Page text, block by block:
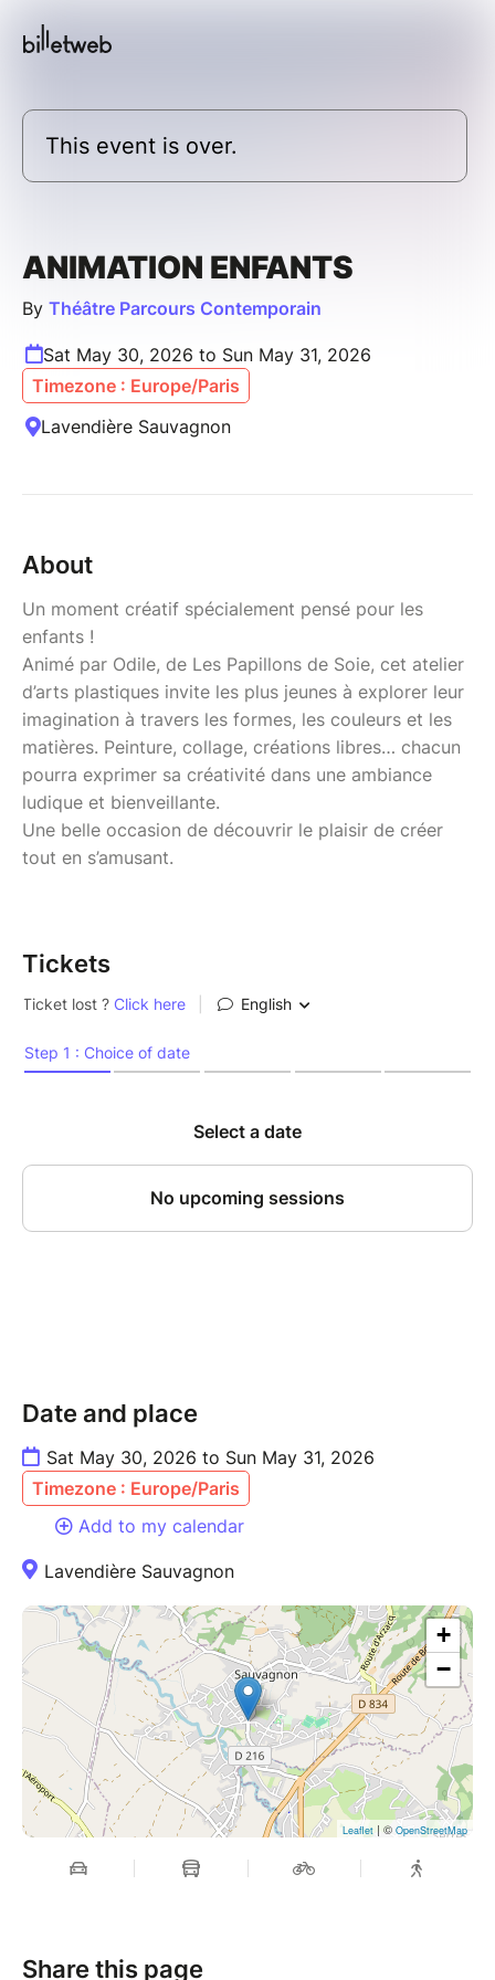
This event is over.
ANIMATION ENFANTS
By Théâtre Parcours Contemporain
Sat May 30, 2026 to Sun May 31, 2026
Timezone : Europe/Paris
Lavendière Sauvagnon
About
Un moment créatif spécialement pensé pour les
enfants !
Animé par Odile, de Les Papillons de Soie, cet atelier
d’arts plastiques invite les plus jeunes à explorer leur
imagination à travers les formes, les couleurs et les
matières. Peinture, collage, créations libres… chacun
pourra exprimer sa créativité dans une ambiance
ludique et bienveillante.
Une belle occasion de découvrir le plaisir de créer
tout en s’amusant.
Tickets
Date and place
Sat May 30, 2026 to Sun May 31, 2026
Timezone : Europe/Paris
Add to my calendar
Lavendière Sauvagnon
+
−
Leaflet | © OpenStreetMap
Share this page